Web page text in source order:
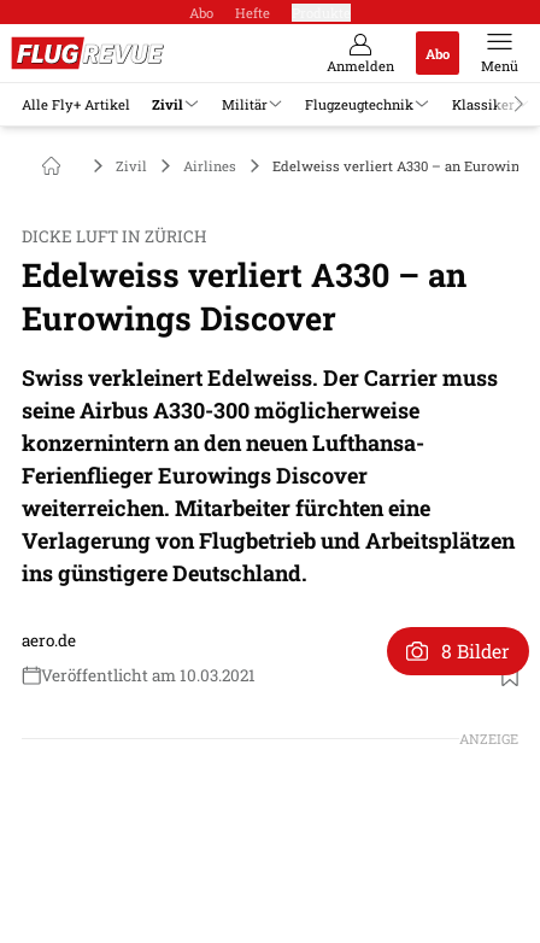
Abo Hefte
Anmelden
Abo
Menü
Alle Fly+ Artikel Zivil Militär Flugzeugtechnik Klassiker
Zivil Airlines Edelweiss verliert A330 – an Eurowings
DICKE LUFT IN ZÜRICH
Edelweiss verliert A330 – an
Eurowings Discover
Swiss verkleinert Edelweiss. Der Carrier muss
seine Airbus A330-300 möglicherweise
konzernintern an den neuen Lufthansa-
Ferienflieger Eurowings Discover
weiterreichen. Mitarbeiter fürchten eine
Verlagerung von Flugbetrieb und Arbeitsplätzen
ins günstigere Deutschland.
aero.de
Veröffentlicht am 10.03.2021
Foto: Patrick Zwerger
8 Bilder
ANZEIGE